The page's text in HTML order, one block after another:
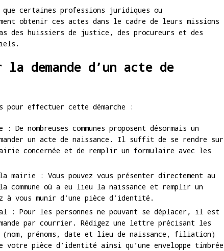
certaines professions juridiques ou
obtenir ces actes dans le cadre de leurs missions
des huissiers de justice, des procureurs et des
la demande d’un acte de
effectuer cette démarche :
De nombreuses communes proposent désormais un
un acte de naissance. Il suffit de se rendre sur
concernée et de remplir un formulaire avec les
mairie : Vous pouvez vous présenter directement au
où a eu lieu la naissance et remplir un
à vous munir d’une pièce d’identité.
: Pour les personnes ne pouvant se déplacer, il est
par courrier. Rédigez une lettre précisant les
(nom, prénoms, date et lieu de naissance, filiation)
votre pièce d’identité ainsi qu’une enveloppe timbrée